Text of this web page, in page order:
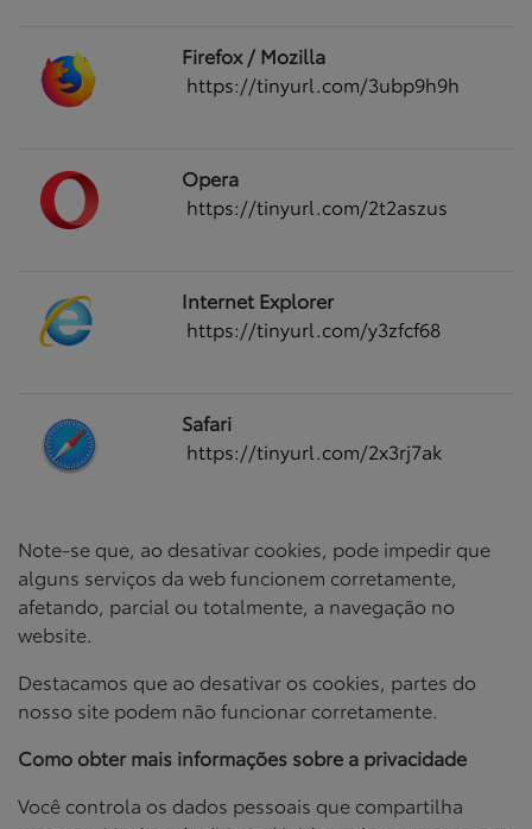
Firefox / Mozilla
https://tinyurl.com/3ubp9h9h
Opera
https://tinyurl.com/2t2aszus
Internet Explorer
https://tinyurl.com/y3zfcf68
Safari
https://tinyurl.com/2x3rj7ak
Note-se que, ao desativar cookies, pode impedir que
alguns serviços da web funcionem corretamente,
afetando, parcial ou totalmente, a navegação no
website.
Destacamos que ao desativar os cookies, partes do
nosso site podem não funcionar corretamente.
Como obter mais informações sobre a privacidade
Você controla os dados pessoais que compartilha